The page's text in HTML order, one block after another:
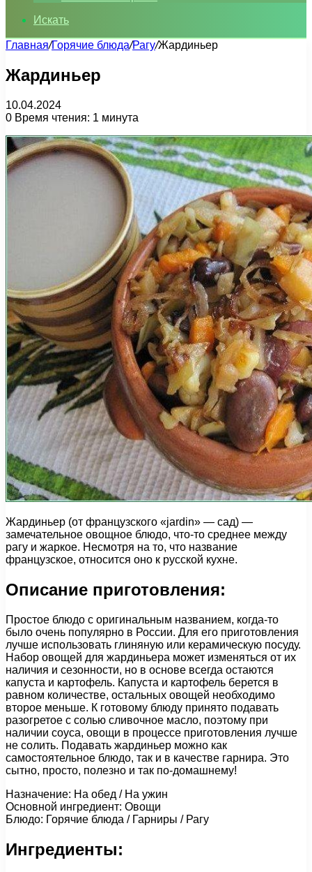
Искать
Главная/Горячие блюда/Рагу/Жардиньер
Жардиньер
10.04.2024
0 Время чтения: 1 минута
Жардиньер (от французского «jardin» — сад) —
замечательное овощное блюдо, что-то среднее между
рагу и жаркое. Несмотря на то, что название
французское, относится оно к русской кухне.
Описание приготовления:
Простое блюдо с оригинальным названием, когда-то
было очень популярно в России. Для его приготовления
лучше использовать глиняную или керамическую посуду.
Набор овощей для жардиньера может изменяться от их
наличия и сезонности, но в основе всегда остаются
капуста и картофель. Капуста и картофель берется в
равном количестве, остальных овощей необходимо
второе меньше. К готовому блюду принято подавать
разогретое с солью сливочное масло, поэтому при
наличии соуса, овощи в процессе приготовления лучше
не солить. Подавать жардиньер можно как
самостоятельное блюдо, так и в качестве гарнира. Это
сытно, просто, полезно и так по-домашнему!
Назначение: На обед / На ужин
Основной ингредиент: Овощи
Блюдо: Горячие блюда / Гарниры / Рагу
Ингредиенты: